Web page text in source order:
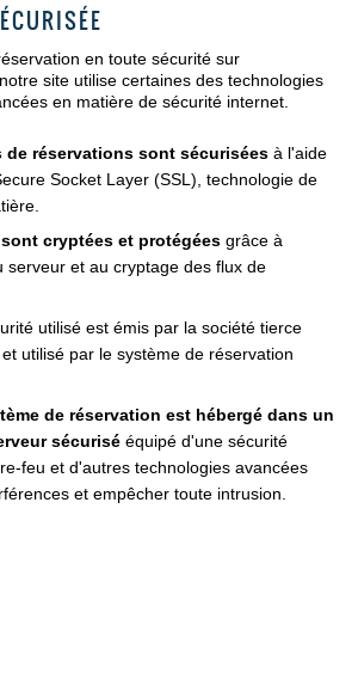
en toute sécurité sur
site utilise certaines des technologies
en matière de sécurité internet.
de réservations sont sécurisées à l'aide
Socket Layer (SSL), technologie de
cryptées et protégées grâce à
serveur et au cryptage des flux de
utilisé est émis par la société tierce
utilisé par le système de réservation
de réservation est hébergé dans un
sécurisé équipé d'une sécurité
feu et d'autres technologies avancées
et empêcher toute intrusion.